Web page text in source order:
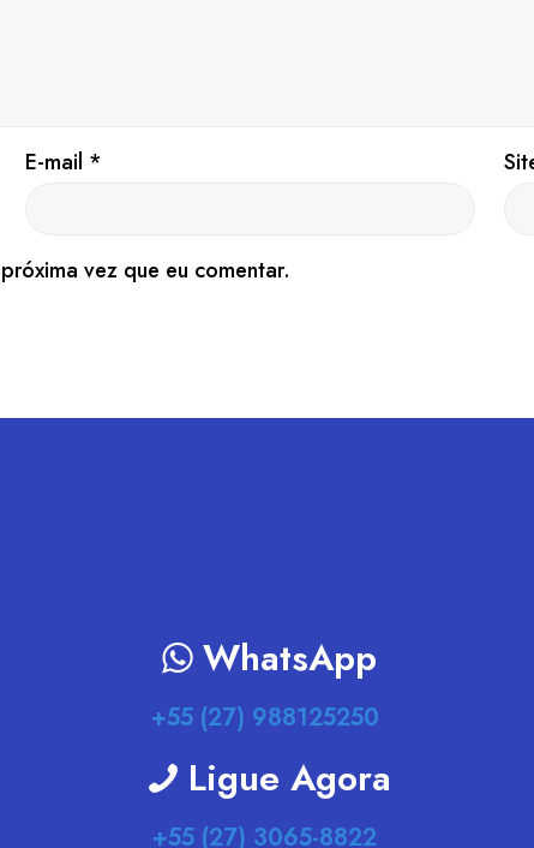
E-mail *
vez que eu comentar.
WhatsApp
+55 (27) 988125250
Ligue Agora
+55 (27) 3065-8822